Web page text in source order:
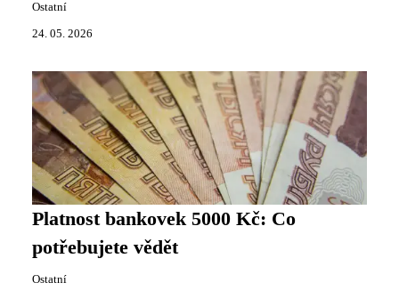
Ostatní
24. 05. 2026
Platnost bankovek 5000 Kč: Co
potřebujete vědět
Ostatní